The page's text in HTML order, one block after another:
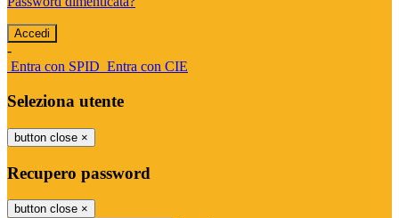
-
Entra con SPID Entra con CIE
Seleziona utente
button close ×
Recupero password
button close ×